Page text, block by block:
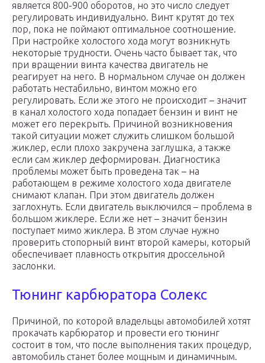
является 800-900 оборотов, но это число следует
регулировать индивидуально. Винт крутят до тех
пор, пока не поймают оптимальное соотношение.
При настройке холостого хода могут возникнуть
некоторые трудности. Очень часто бывает так, что
при вращении винта качества двигатель не
реагирует на него. В нормальном случае он должен
работать нестабильно, винтом можно его
регулировать. Если же этого не происходит – значит
в канал холостого хода попадает бензин и винт не
может его перекрыть. Причиной возникновения
такой ситуации может служить слишком большой
жиклер, если плохо закручена заглушка, а также
если сам жиклер деформирован. Диагностика
проблемы может быть проведена так – на
работающем в режиме холостого хода двигателе
снимают клапан. При этом двигатель должен
заглохнуть. Если двигатель выключился – проблема в
большом жиклере. Если же нет – значит бензин
поступает мимо жиклера. В этом случае нужно
проверить стопорный винт второй камеры, который
обеспечивает плавность открытия дроссельной
заслонки.
Тюнинг карбюратора Солекс
Причиной, по которой владельцы автомобилей хотят
прокачать карбюратор и провести его тюнинг
состоит в том, что после выполнения таких процедур,
автомобиль станет более мощным и динамичным.